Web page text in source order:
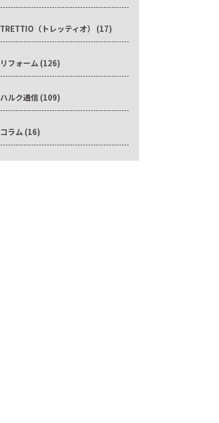
TRETTIO（トレッティオ） (17)
リフォーム (126)
ハルク通信 (109)
コラム (16)